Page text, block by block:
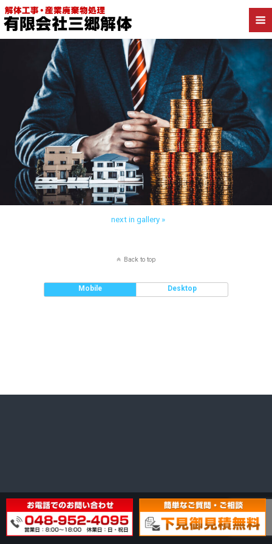
Back to RC造への不動産投資はどうなの！？RC造の価値や将来性を解説
next in gallery »
Back to top
Mobile Desktop